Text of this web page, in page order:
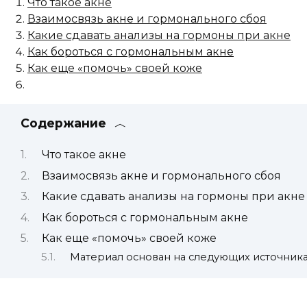
Взаимосвязь акне и гормонального сбоя
Какие сдавать анализы на гормоны при акне
Как бороться с гормональным акне
Как еще «помочь» своей коже
Содержание
Что такое акне
Взаимосвязь акне и гормонального сбоя
Какие сдавать анализы на гормоны при акне
Как бороться с гормональным акне
Как еще «помочь» своей коже
Материал основан на следующих